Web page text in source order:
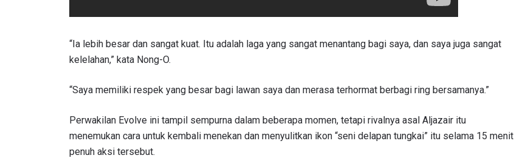
“Ia lebih besar dan sangat kuat. Itu adalah laga yang sangat menantang bagi saya, dan saya juga sangat
kelelahan,” kata Nong-O.
“Saya memiliki respek yang besar bagi lawan saya dan merasa terhormat berbagi ring bersamanya.”
Perwakilan Evolve ini tampil sempurna dalam beberapa momen, tetapi rivalnya asal Aljazair itu
menemukan cara untuk kembali menekan dan menyulitkan ikon “seni delapan tungkai” itu selama 15 menit
penuh aksi tersebut.